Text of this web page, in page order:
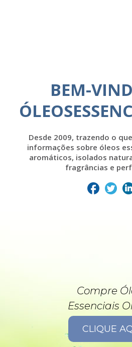
BEM-
Desde 2009, trazendo o
informações sobre óleos
aromáticos, isolados
fragrâncias e
Compre
Essenciais
CLIQUE